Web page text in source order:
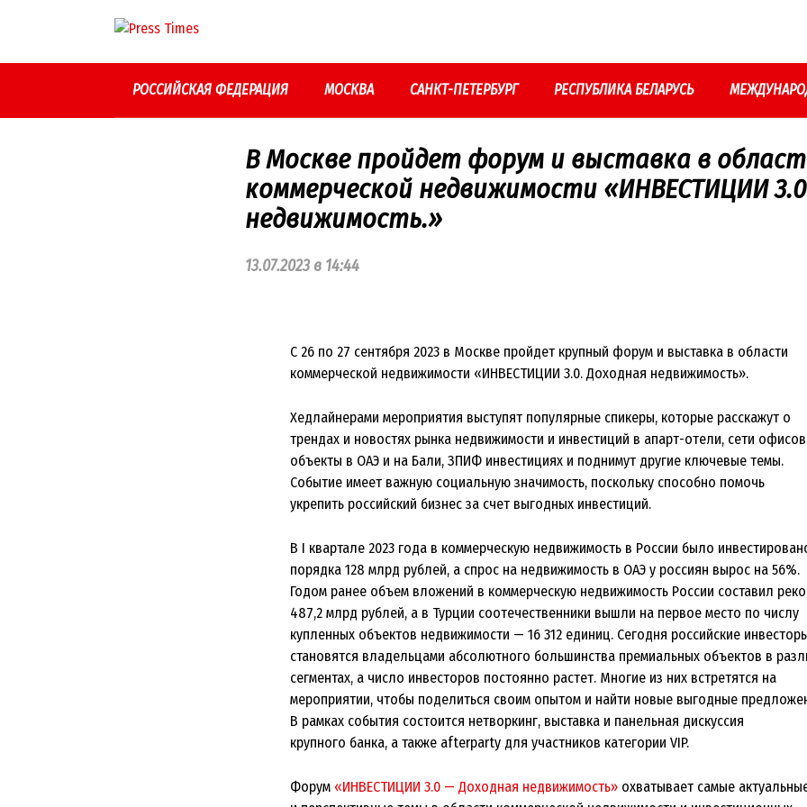
РОССИЙСКАЯ ФЕДЕРАЦИЯ МОСКВА САНКТ-ПЕТЕРБУРГ РЕСПУБЛИКА БЕЛАРУСЬ
В Москве пройдет форум и выставка в
коммерческой недвижимости «ИНВЕСТИЦИИ
недвижимость.»
13.07.2023 в 14:44
С 26 по 27 сентября 2023 в Москве пройдет крупный форум и выставка в области
коммерческой недвижимости «ИНВЕСТИЦИИ 3.0. Доходная недвижимость».
Хедлайнерами мероприятия выступят популярные спикеры, которые расскажут о
трендах и новостях рынка недвижимости и инвестиций в апарт-отели, сети
объекты в ОАЭ и на Бали, ЗПИФ инвестициях и поднимут другие ключевые темы.
Событие имеет важную социальную значимость, поскольку способно помочь
укрепить российский бизнес за счет выгодных инвестиций.
В I квартале 2023 года в коммерческую недвижимость в России было
порядка 128 млрд рублей, а спрос на недвижимость в ОАЭ у россиян вырос на 56%.
Годом ранее объем вложений в коммерческую недвижимость России составил
487,2 млрд рублей, а в Турции соотечественники вышли на первое место по числу
купленных объектов недвижимости — 16 312 единиц. Сегодня российские
становятся владельцами абсолютного большинства премиальных объектов в
сегментах, а число инвесторов постоянно растет. Многие из них встретятся на
мероприятии, чтобы поделиться своим опытом и найти новые выгодные
В рамках события состоится нетворкинг, выставка и панельная дискуссия
крупного банка, а также afterparty для участников категории VIP.
Форум «ИНВЕСТИЦИИ 3.0 — Доходная недвижимость» охватывает самые